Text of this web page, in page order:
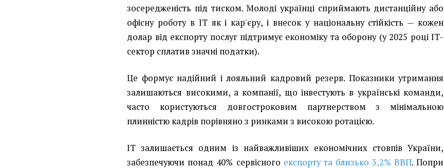
зосередженість під тиском. Молоді українці сприймають дистанційну або
офісну роботу в ІТ як і кар'єру, і внесок у національну стійкість — кожен
долар від експорту послуг підтримує економіку та оборону (у 2025 році ІТ-
сектор сплатив значні податки).
Це формує надійний і лояльний кадровий резерв. Показники утримання
залишаються високими, а компанії, що інвестують в українські команди,
часто користуються довгостроковим партнерством з мінімальною
плинністю кадрів порівняно з ринками з високою ротацією.
ІТ залишається одним із найважливіших економічних стовпів України,
забезпечуючи понад 40% сервісного експорту та близько 3,2% ВВП. Попри